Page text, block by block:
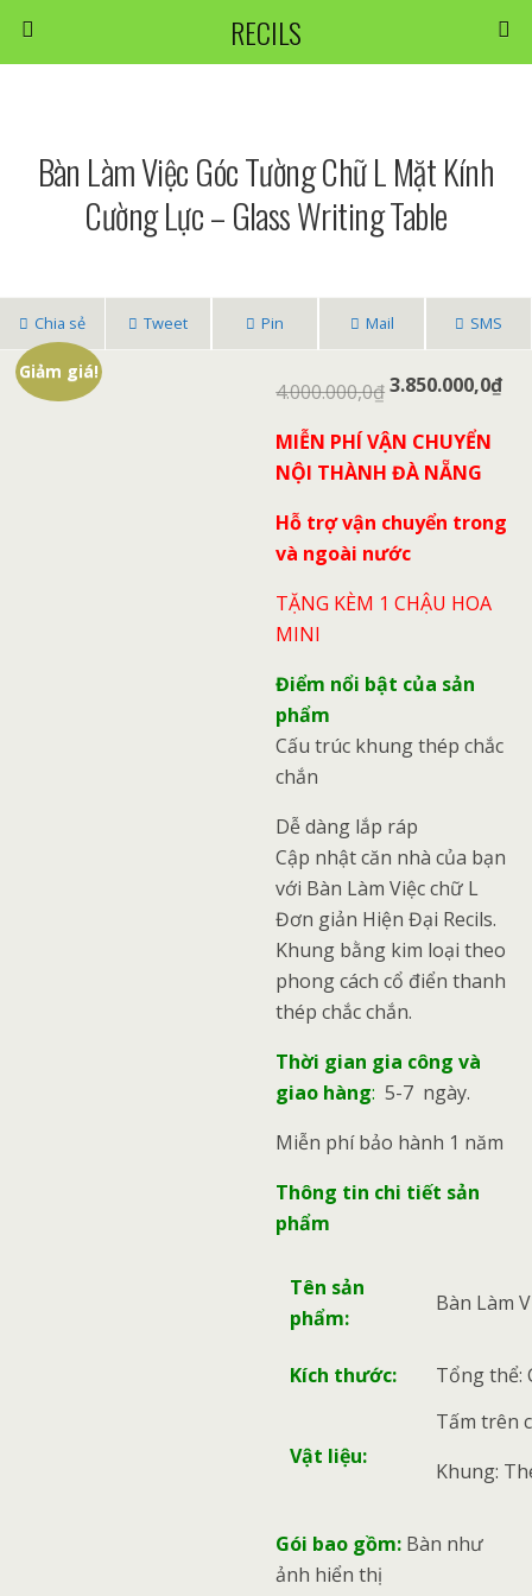
RECILS
Bàn Làm Việc Góc Tường Chữ L Mặt Kính
Cường Lực – Glass Writing Table
Chia sẻ Tweet Pin Mail SMS
Giảm giá!
4.000.000,0₫3.850.000,0₫
MIỄN PHÍ VẬN CHUYỂN
NỘI THÀNH ĐÀ NẴNG
Hỗ trợ vận chuyển trong
và ngoài nước
TẶNG KÈM 1 CHẬU HOA
MINI
Điểm nổi bật của sản
phẩm
Cấu trúc khung thép chắc
chắn
Dễ dàng lắp ráp
Cập nhật căn nhà của bạn
với Bàn Làm Việc chữ L
Đơn giản Hiện Đại Recils.
Khung bằng kim loại theo
phong cách cổ điển thanh
thép chắc chắn.
Thời gian gia công và
giao hàng: 5-7 ngày.
Miễn phí bảo hành 1 năm
Thông tin chi tiết sản
phẩm
Tên sản
phẩm:
Bàn Làm
Kích thước: Tổng thể:
Vật liệu:
Tấm trên
Khung:
Gói bao gồm: Bàn như
ảnh hiển thị